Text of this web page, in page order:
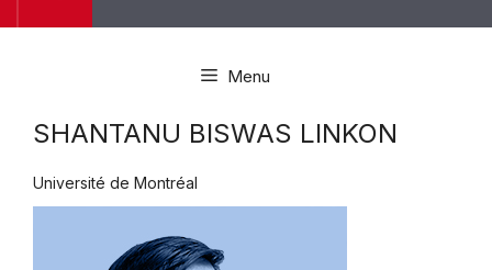
Menu
SHANTANU BISWAS LINKON
Université de Montréal